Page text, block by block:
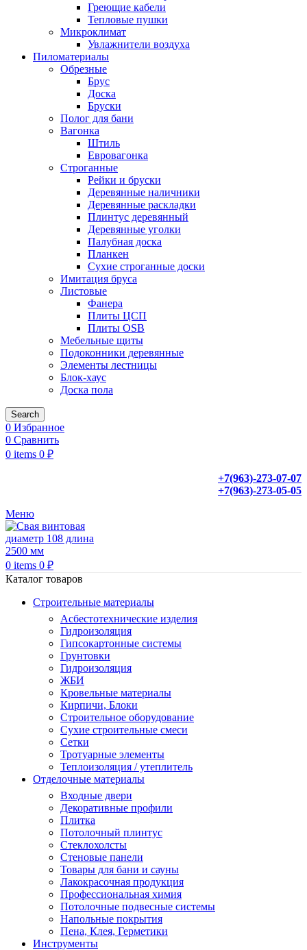
Греющие кабели
Тепловые пушки
Микроклимат
Увлажнители воздуха
Пиломатериалы
Обрезные
Брус
Доска
Бруски
Полог для бани
Вагонка
Штиль
Евровагонка
Строганные
Рейки и бруски
Деревянные наличники
Деревянные раскладки
Плинтус деревянный
Деревянные уголки
Палубная доска
Планкен
Сухие строганные доски
Имитация бруса
Листовые
Фанера
Плиты ЦСП
Плиты OSB
Мебельные щиты
Подоконники деревянные
Элементы лестницы
Блок-хаус
Доска пола
Search
0 Избранное
0 Сравнить
0 items 0 ₽
+7(963)-273-07-07
+7(963)-273-05-05
Меню
0 items 0 ₽
Каталог товаров
Строительные материалы
Асбестотехнические изделия
Гидроизоляция
Гипсокартонные системы
Грунтовки
Гидроизоляция
ЖБИ
Кровельные материалы
Кирпичи, Блоки
Строительное оборудование
Сухие строительные смеси
Сетки
Тротуарные элементы
Теплоизоляция / утеплитель
Отделочные материалы
Входные двери
Декоративные профили
Плитка
Потолочный плинтус
Стеклохолсты
Стеновые панели
Товары для бани и сауны
Лакокрасочная продукция
Профессиональная химия
Потолочные подвесные системы
Напольные покрытия
Пена, Клея, Герметики
Инструменты